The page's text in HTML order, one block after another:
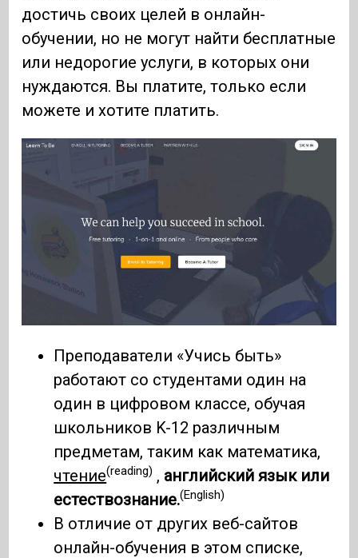
достичь своих целей в онлайн-
обучении, но не могут найти бесплатные
или недорогие услуги, в которых они
нуждаются. Вы платите, только если
можете и хотите платить.
Преподаватели «Учись быть»
работают со студентами один на
один в цифровом классе, обучая
школьников K-12 различным
предметам, таким как математика,
чтение(reading) , английский язык или
естествознание.(English)
В отличие от других веб-сайтов
онлайн-обучения в этом списке,